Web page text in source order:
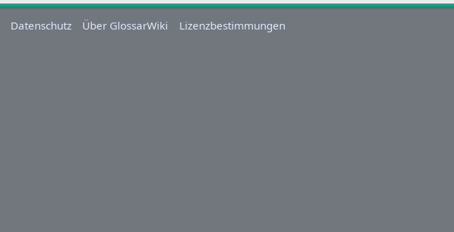
Datenschutz Über GlossarWiki Lizenzbestimmungen